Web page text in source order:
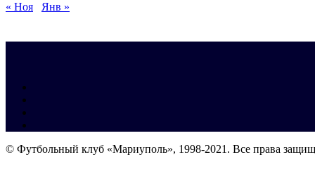
« Ноя
Янв »
© Футбольный клуб «Мариуполь», 1998-2021. Все права